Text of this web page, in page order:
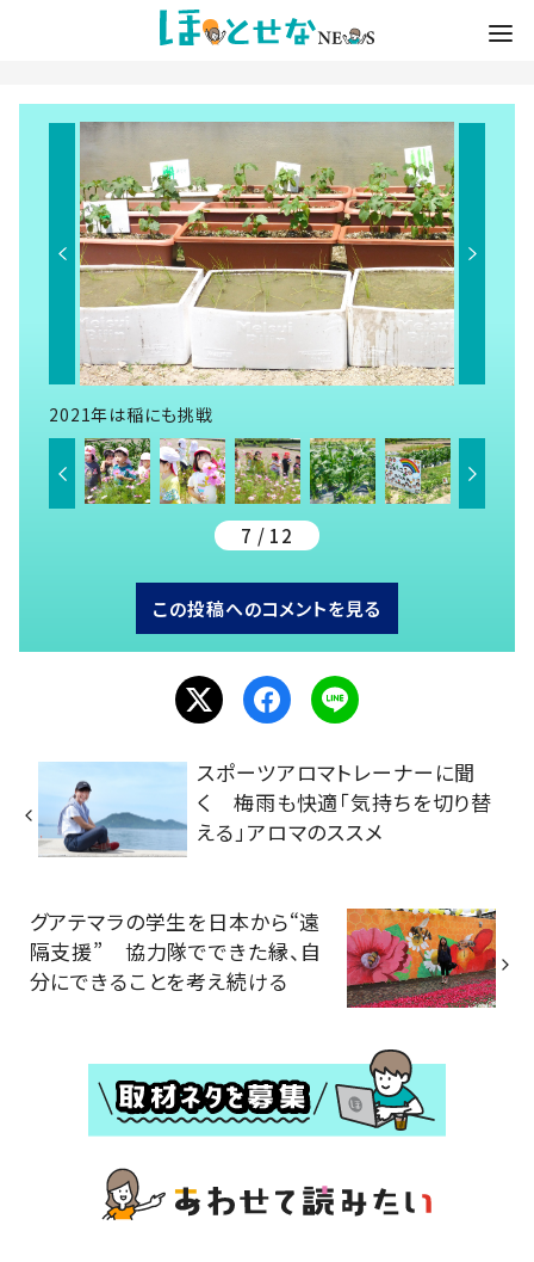
2021年は稲にも挑戦
7 / 12
この投稿へのコメントを見る
スポーツアロマトレーナーに聞
く 梅雨も快適「気持ちを切り替
える」アロマのススメ
グアテマラの学生を日本から“遠
隔支援” 協力隊でできた縁、自
分にできることを考え続ける